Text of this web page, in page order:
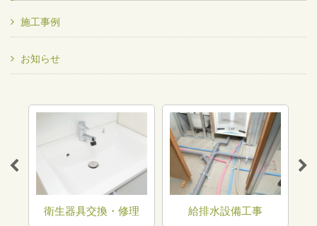
施工事例
お知らせ
衛生器具交換・修理 給排水設備工事